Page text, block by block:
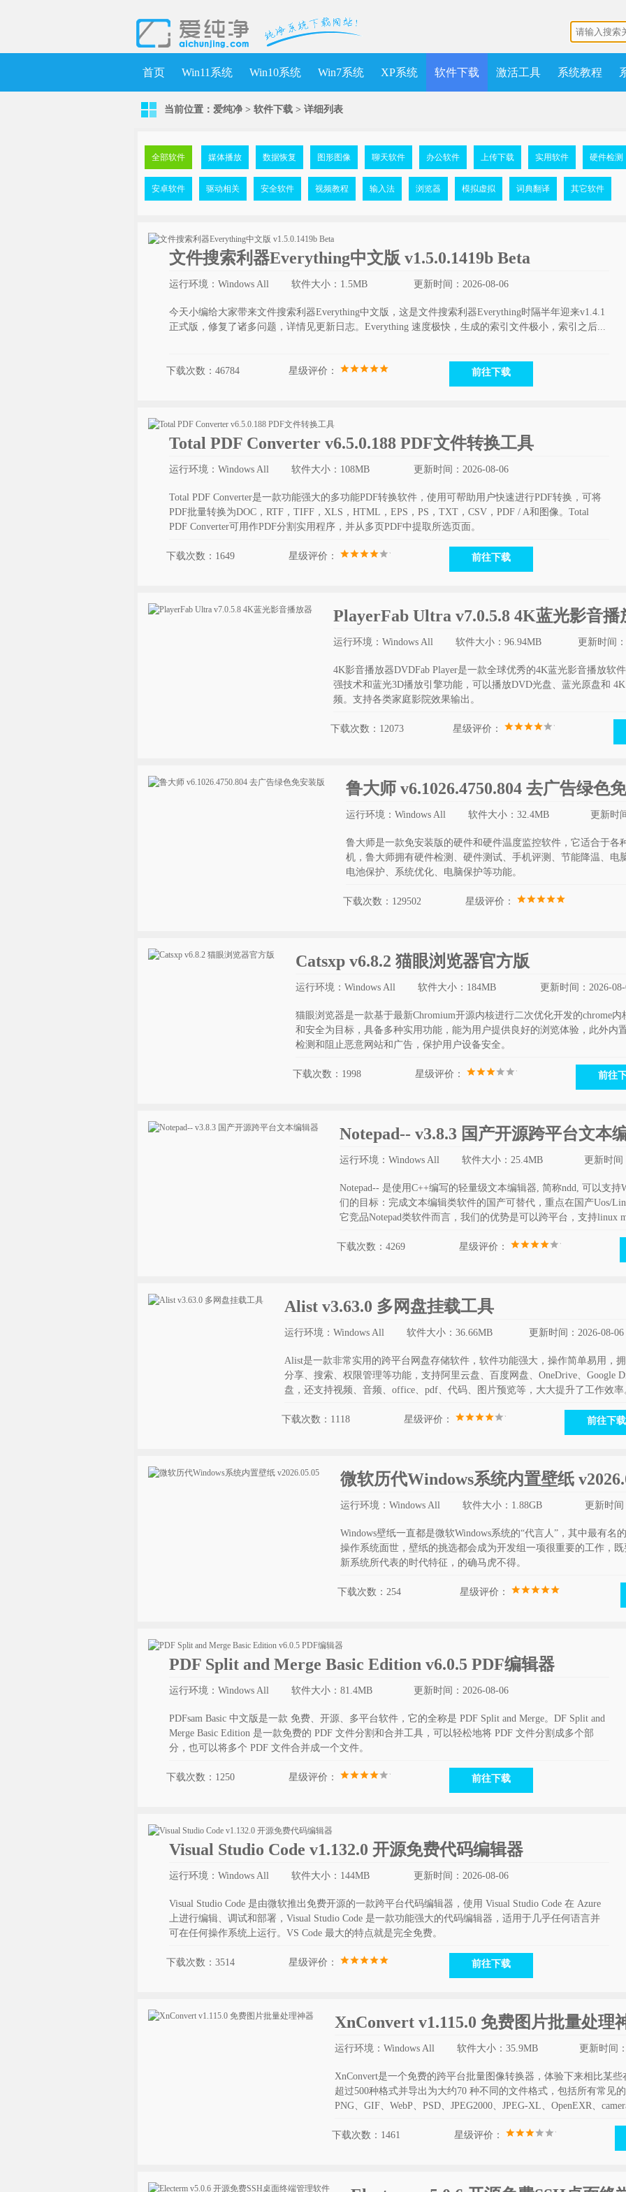
首页 Win11系统 Win10系统 Win7系统 XP系统 软件下载 激活工具 系统教程
当前位置： 爱纯净 > 软件下载 > 详细列表
全部软件 媒体播放 数据恢复 图形图像 聊天软件 办公软件 上传下载 实用软件 硬件检测
安卓软件 驱动相关 安全软件 视频教程 输入法 浏览器 模拟虚拟 词典翻译 其它软件
文件搜索利器Everything中文版 v1.5.0.1419b Beta
运行环境：Windows All 软件大小：1.5MB 更新时间：2026-08-06
今天小编给大家带来文件搜索利器Everything中文版，这是文件搜索利器Everything时隔半年迎来v1.4.1
正式版，修复了诸多问题，详情见更新日志。Everything 速度极快，生成的索引文件极小，索引之后...
下载次数：46784 星级评价： 前往下载
Total PDF Converter v6.5.0.188 PDF文件转换工具
运行环境：Windows All 软件大小：108MB 更新时间：2026-08-06
Total PDF Converter是一款功能强大的多功能PDF转换软件，使用可帮助用户快速进行PDF转换，可将
PDF批量转换为DOC，RTF，TIFF，XLS，HTML，EPS，PS，TXT，CSV，PDF / A和图像。Total
PDF Converter可用作PDF分割实用程序，并从多页PDF中提取所选页面。
下载次数：1649 星级评价： 前往下载
PlayerFab Ultra v7.0.5.8 4K蓝光影音播
运行环境：Windows All 软件大小：96.94MB 更新时间
4K影音播放器DVDFab Player是一款全球优秀的4K蓝光影音播放软
强技术和蓝光3D播放引擎功能，可以播放DVD光盘、蓝光原盘和
频。支持各类家庭影院效果输出。
下载次数：12073 星级评价：
鲁大师 v6.1026.4750.804 去广告绿色
运行环境：Windows All 软件大小：32.4MB 更新时
鲁大师是一款免安装版的硬件和硬件温度监控软件，它适合于各
机，鲁大师拥有硬件检测、硬件测试、手机评测、节能降温、电
电池保护、系统优化、电脑保护等功能。
下载次数：129502 星级评价：
Catsxp v6.8.2 猫眼浏览器官方版
运行环境：Windows All 软件大小：184MB 更新时间：2026-
猫眼浏览器是一款基于最新Chromium开源内核进行二次优化开发的chrome
和安全为目标，具备多种实用功能，能为用户提供良好的浏览体验，此外内
检测和阻止恶意网站和广告，保护用户设备安全。
下载次数：1998 星级评价： 前往
Notepad-- v3.8.3 国产开源跨平台文本
运行环境：Windows All 软件大小：25.4MB 更新时间
Notepad-- 是使用C++编写的轻量级文本编辑器, 简称ndd, 可以支
们的目标：完成文本编辑类软件的国产可替代，重点在国产Uos/
它竞品Notepad类软件而言，我们的优势是可以跨平台，支持linux
下载次数：4269 星级评价：
Alist v3.63.0 多网盘挂载工具
运行环境：Windows All 软件大小：36.66MB 更新时间：2026-08-06
Alist是一款非常实用的跨平台网盘存储软件，软件功能强大，操作简单易用，
分享、搜索、权限管理等功能，支持阿里云盘、百度网盘、OneDrive、Google
盘，还支持视频、音频、office、pdf、代码、图片预览等，大大提升了工作效率
下载次数：1118 星级评价： 前往下载
微软历代Windows系统内置壁纸
运行环境：Windows All 软件大小：1.88GB 更新时间
Windows壁纸一直都是微软Windows系统的“代言人”，其中最有名
操作系统面世，壁纸的挑选都会成为开发组一项很重要的工作，
新系统所代表的时代特征，的确马虎不得。
下载次数：254 星级评价：
PDF Split and Merge Basic Edition v6.0.5 PDF编辑器
运行环境：Windows All 软件大小：81.4MB 更新时间：2026-08-06
PDFsam Basic 中文版是一款 免费、开源、多平台软件，它的全称是 PDF Split and Merge。DF Split and
Merge Basic Edition 是一款免费的 PDF 文件分割和合并工具，可以轻松地将 PDF 文件分割成多个部
分，也可以将多个 PDF 文件合并成一个文件。
下载次数：1250 星级评价： 前往下载
Visual Studio Code v1.132.0 开源免费代码编辑器
运行环境：Windows All 软件大小：144MB 更新时间：2026-08-06
Visual Studio Code 是由微软推出免费开源的一款跨平台代码编辑器，使用 Visual Studio Code 在 Azure
上进行编辑、调试和部署，Visual Studio Code 是一款功能强大的代码编辑器，适用于几乎任何语言并
可在任何操作系统上运行。VS Code 最大的特点就是完全免费。
下载次数：3514 星级评价： 前往下载
XnConvert v1.115.0 免费图片批量处理
运行环境：Windows All 软件大小：35.9MB 更新时间
XnConvert是一个免费的跨平台批量图像转换器，体验下来相比某
超过500种格式并导出为大约70 种不同的文件格式，包括所有常见
PNG、GIF、WebP、PSD、JPEG2000、JPEG-XL、OpenEXR、
下载次数：1461 星级评价：